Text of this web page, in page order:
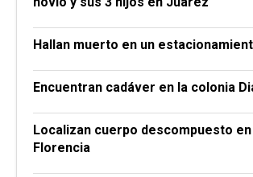
Hallan muerto en un
Encuentran cadáver en la colonia
Localizan cuerpo descompuesto
Florencia